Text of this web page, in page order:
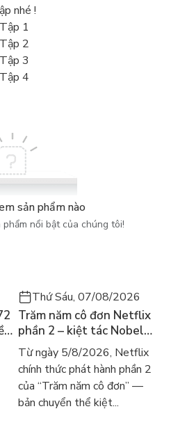
nhé !
1
2
3
4
sản phẩm nào
nổi bật của chúng tôi!
Thứ Sáu, 07/08/2026
Trăm năm cô đơn Netflix
phần 2 – kiệt tác Nobel
trở lại màn ảnh, dòng
người tìm đọc lại García
Márquez
Từ ngày 5/8/2026, Netflix
chính thức phát hành phần 2
của “Trăm năm cô đơn” —
bản chuyển thể kiệt...